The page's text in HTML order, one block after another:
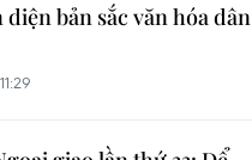
bản sắc văn hóa dân